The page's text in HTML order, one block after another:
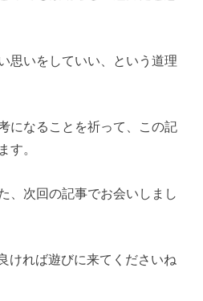
思いをしていい、という道理
になることを祈って、この記
す。
、次回の記事でお会いしまし
ければ遊びに来てくださいね